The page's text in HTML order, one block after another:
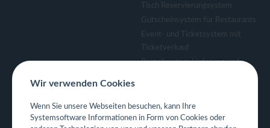
Tisch Reservierungsystem
Gutscheinsystem für Restaurants
Event- und Ticketsystem mit
Ticketverkauf
Bestellsystem Lieferung und
Eigene App für Restaurant
Wir verwenden Cookies
Wenn Sie unsere Webseiten besuchen, kann Ihre
Systemsoftware Informationen in Form von Cookies oder